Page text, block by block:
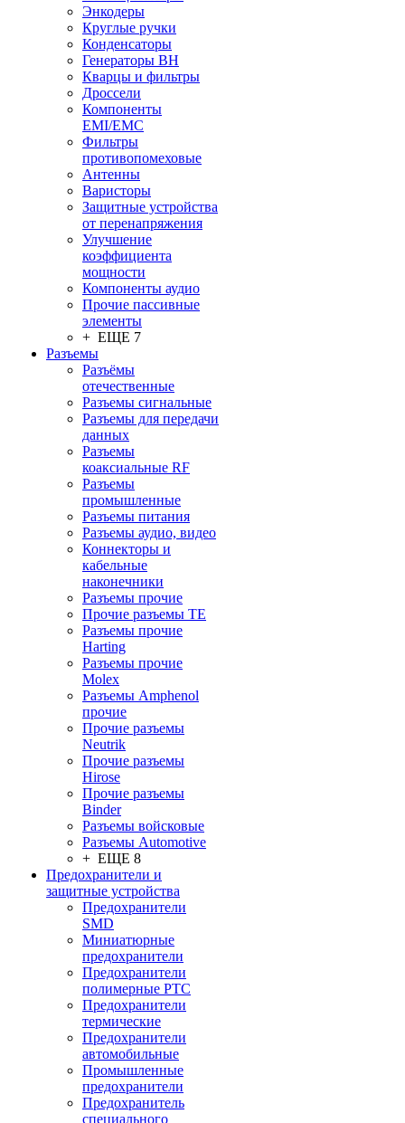
Энкодеры
Круглые ручки
Конденсаторы
Генераторы ВН
Кварцы и фильтры
Дроссели
Компоненты
EMI/EMC
Фильтры
противопомеховые
Антенны
Варисторы
Защитные устройства
от перенапряжения
Улучшение
коэффициента
мощности
Компоненты аудио
Прочие пассивные
элементы
+ ЕЩЕ 7
Разъeмы
Разъёмы
отечественные
Разъeмы сигнальные
Разъeмы для передачи
данных
Разъeмы
коаксиальные RF
Разъeмы
промышленные
Разъeмы питания
Разъeмы аудио, видео
Коннекторы и
кабельные
наконечники
Разъeмы прочие
Прочие разъемы TE
Разъемы прочие
Harting
Разъемы прочие
Molex
Разъемы Amphenol
прочие
Прочие разъемы
Neutrik
Прочие разъемы
Hirose
Прочие разъемы
Binder
Разъемы войсковые
Разъeмы Automotive
+ ЕЩЕ 8
Предохранители и
защитные устройства
Предохранители
SMD
Миниатюрные
предохранители
Предохранители
полимерные PTC
Предохранители
термические
Предохранители
автомобильные
Промышленные
предохранители
Предохранитель
специального